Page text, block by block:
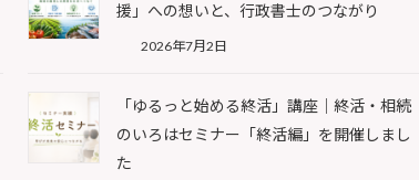
援」への想いと、行政書士のつながり
2026年7月2日
「ゆるっと始める終活」講座｜終活・相続
のいろはセミナー「終活編」を開催しまし
た